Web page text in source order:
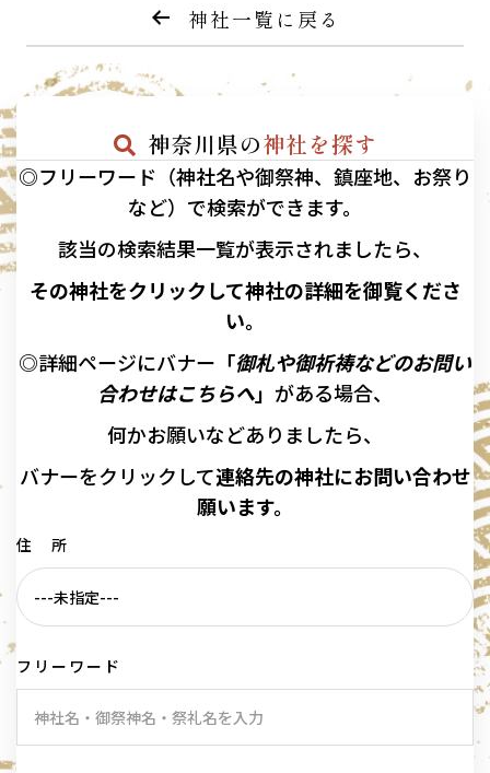
神社一覧に戻る
神奈川県の神社を探す
◎フリーワード（神社名や御祭神、鎮座地、お祭り
など）で検索ができます。
該当の検索結果一覧が表示されましたら、
その神社をクリックして神社の詳細を御覧くださ
い。
◎詳細ページにバナー 「御札や御祈祷などのお問い
合わせはこちらへ」 がある場合、
何かお願いなどありましたら、
バナーをクリックして連絡先の神社にお問い合わせ
願います。
住 所
フリーワード